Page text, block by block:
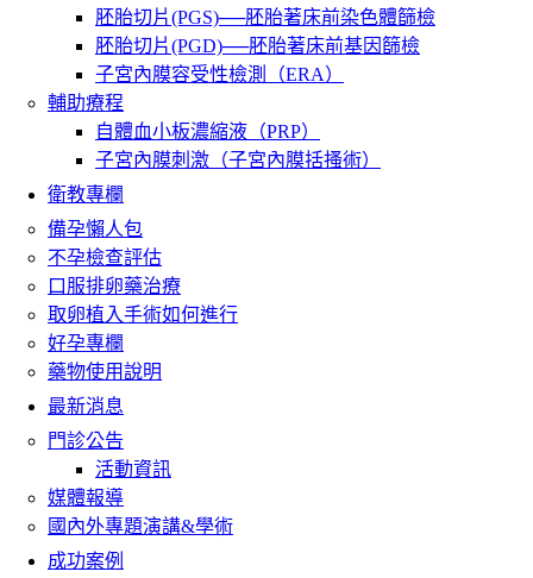
胚胎切片(PGS)──胚胎著床前染色體篩檢
胚胎切片(PGD)──胚胎著床前基因篩檢
子宮內膜容受性檢測（ERA）
輔助療程
自體血小板濃縮液（PRP）
子宮內膜刺激（子宮內膜括搔術）
衛教專欄
備孕懶人包
不孕檢查評估
口服排卵藥治療
取卵植入手術如何進行
好孕專欄
藥物使用說明
最新消息
門診公告
活動資訊
媒體報導
國內外專題演講&學術
成功案例